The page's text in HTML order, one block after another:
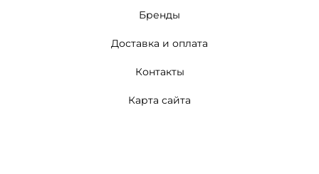
Бренды
Доставка и оплата
Контакты
Карта сайта